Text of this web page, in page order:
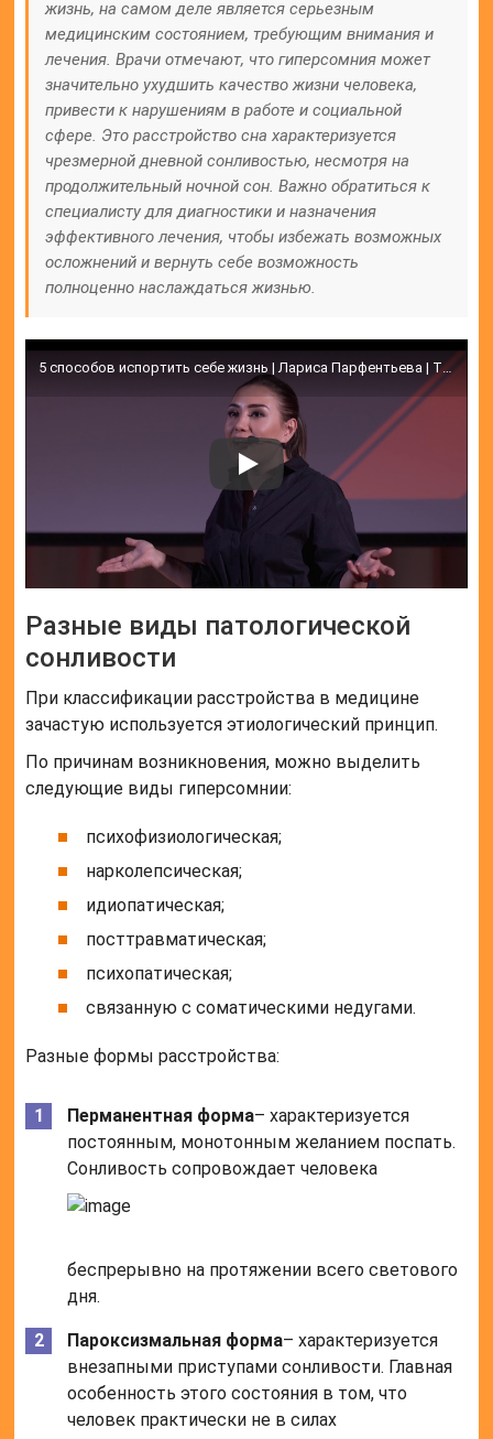
жизнь, на самом деле является серьезным
медицинским состоянием, требующим внимания и
лечения. Врачи отмечают, что гиперсомния может
значительно ухудшить качество жизни человека,
привести к нарушениям в работе и социальной
сфере. Это расстройство сна характеризуется
чрезмерной дневной сонливостью, несмотря на
продолжительный ночной сон. Важно обратиться к
специалисту для диагностики и назначения
эффективного лечения, чтобы избежать возможных
осложнений и вернуть себе возможность
полноценно наслаждаться жизнью.
5 способов испортить себе жизнь | Лариса Парфентьева | TEDxBaumanSt
Разные виды патологической
сонливости
При классификации расстройства в медицине
зачастую используется этиологический принцип.
По причинам возникновения, можно выделить
следующие виды гиперсомнии:
психофизиологическая;
нарколепсическая;
идиопатическая;
посттравматическая;
психопатическая;
связанную с соматическими недугами.
Разные формы расстройства:
Перманентная форма– характеризуется
постоянным, монотонным желанием поспать.
Сонливость сопровождает человека
беспрерывно на протяжении всего светового
дня.
Пароксизмальная форма– характеризуется
внезапными приступами сонливости. Главная
особенность этого состояния в том, что
человек практически не в силах